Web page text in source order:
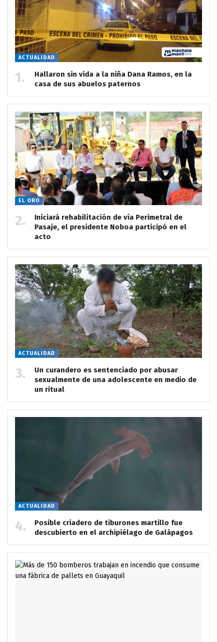
ACTUALIDAD
Hallaron sin vida a la niña Dana Ramos, en la
casa de sus abuelos paternos
EL ORO
Iniciará rehabilitación de vía Perimetral de
Pasaje, el presidente Noboa participó en el
acto
ACTUALIDAD
Un curandero es sentenciado por abusar
sexualmente de una adolescente en medio de
un ritual
ACTUALIDAD
Posible criadero de tiburones martillo fue
descubierto en el archipiélago de Galápagos